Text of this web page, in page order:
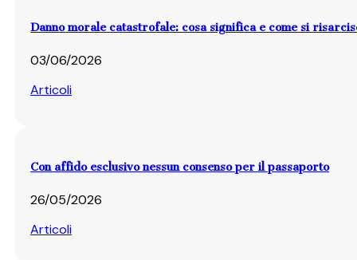
Danno morale catastrofale: cosa significa e come si
03/06/2026
Articoli
Con affido esclusivo nessun consenso per il passaporto
26/05/2026
Articoli